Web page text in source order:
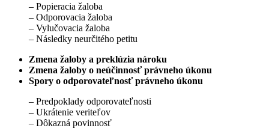
– Popieracia žaloba
– Odporovacia žaloba
– Vylučovacia žaloba
– Následky neurčitého petitu
Zmena žaloby a preklúzia nároku
Zmena žaloby o neúčinnosť právneho úkonu
Spory o odporovateľnosť právneho úkonu
– Predpoklady odporovateľnosti
– Ukrátenie veriteľov
– Dôkazná povinnosť